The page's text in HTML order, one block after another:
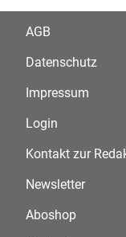
AGB
Datenschutz
Impressum
Login
Kontakt zur
Newsletter
Aboshop